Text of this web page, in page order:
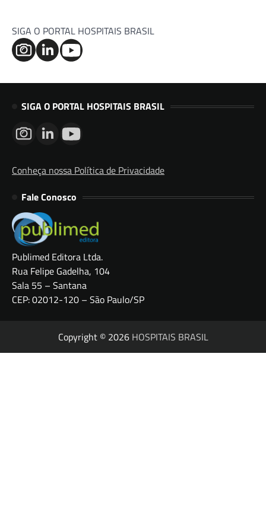
SIGA O PORTAL HOSPITAIS BRASIL
SIGA O PORTAL HOSPITAIS BRASIL
Conheça nossa Política de Privacidade
Fale Conosco
Publimed Editora Ltda.
Rua Felipe Gadelha, 104
Sala 55 – Santana
CEP: 02012-120 – São Paulo/SP
Copyright © 2026 HOSPITAIS BRASIL